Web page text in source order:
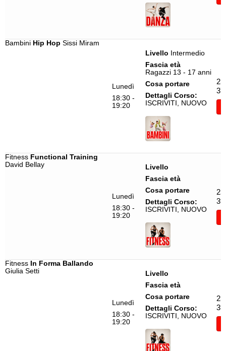
Bambini Hip Hop Sissi Miram
Lunedì
18:30 -
19:20
Livello Intermedio
Fascia età
Ragazzi 13 - 17 anni
Cosa portare
Dettagli Corso:
ISCRIVITI, NUOVO
Fitness Functional Training
David Bellay
Lunedì
18:30 -
19:20
Livello
Fascia età
Cosa portare
Dettagli Corso:
ISCRIVITI, NUOVO
Fitness In Forma Ballando
Giulia Setti
Lunedì
18:30 -
19:20
Livello
Fascia età
Cosa portare
Dettagli Corso:
ISCRIVITI, NUOVO